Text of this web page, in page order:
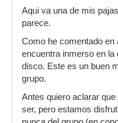
Aqui va una de mis
parece.
Como he comentado en
encuentra inmerso en la
disco. Este es un buen
grupo.
Antes quiero aclarar
ser, pero estamos